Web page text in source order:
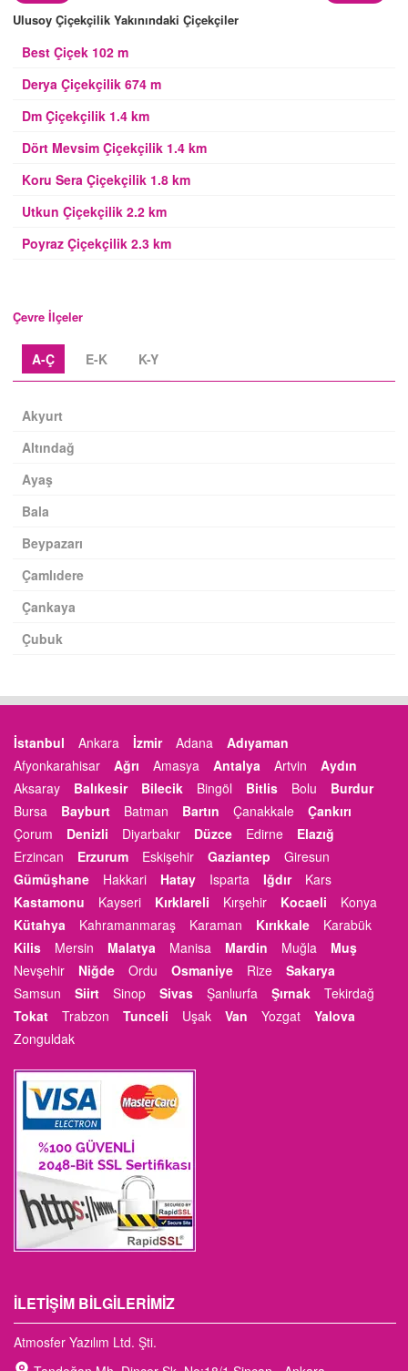
Ulusoy Çiçekçilik Yakınındaki Çiçekçiler
Best Çiçek 102 m
Derya Çiçekçilik 674 m
Dm Çiçekçilik 1.4 km
Dört Mevsim Çiçekçilik 1.4 km
Koru Sera Çiçekçilik 1.8 km
Utkun Çiçekçilik 2.2 km
Poyraz Çiçekçilik 2.3 km
Çevre İlçeler
A-Ç E-K K-Y
Akyurt
Altındağ
Ayaş
Bala
Beypazarı
Çamlıdere
Çankaya
Çubuk
İstanbul Ankara İzmir Adana
Adıyaman
Afyonkarahisar
Ağrı Amasya Antalya Artvin
Aydın
Aksaray
Balıkesir Bilecik Bingöl Bitlis Bolu
Burdur
Bursa
Bayburt Batman Bartın Çanakkale
Çankırı
Çorum
Denizli Diyarbakır Düzce Edirne
Elazığ
Erzincan
Erzurum Eskişehir Gaziantep
Giresun
Gümüşhane
Hakkari Hatay Isparta Iğdır
Kars
Kastamonu
Kayseri Kırklareli Kırşehir Kocaeli
Konya
Kütahya
Kahramanmaraş Karaman Kırıkkale
Karabük
Kilis
Mersin Malatya Manisa Mardin Muğla
Muş
Nevşehir
Niğde Ordu Osmaniye Rize
Sakarya
Samsun
Siirt Sinop Sivas Şanlıurfa Şırnak
Tekirdağ
Tokat
Trabzon Tunceli Uşak Van Yozgat
Yalova
Zonguldak
İLETIŞIM BILGILERIMIZ
Atmosfer Yazılım Ltd. Şti.